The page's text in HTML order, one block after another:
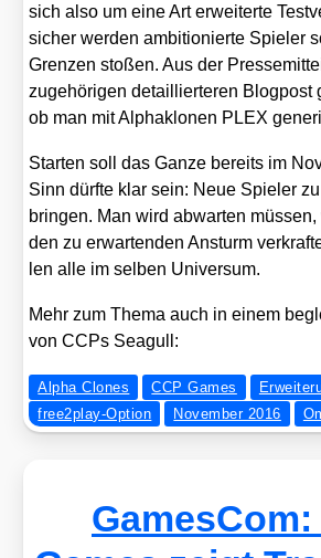
sich also um eine Art erwei­ter­te
sicher wer­den ambi­tio­nier­te Spie­ler
Gren­zen sto­ßen. Aus der
zuge­hö­ri­gen detail­lier­te­ren Blog­post
ob man mit Alpha­k­lo­nen PLEX
Star­ten soll das Gan­ze bereits im
Sinn dürf­te klar sein: Neue Spie­ler
brin­gen. Man wird abwar­ten
den zu erwar­ten­den Ansturm
len alle im sel­ben Uni­ver­sum.
Mehr zum The­ma auch in einem
von CCPs Seagull:
Alpha Clones CCP Games
free2play-Option
November 2016
GamesCom: